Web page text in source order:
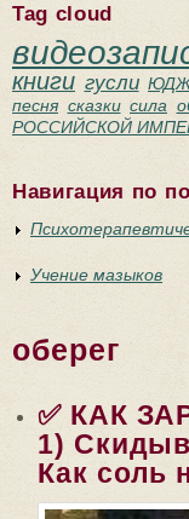
Tag cloud
книги гусли
песня сказки сила
РОССИЙСКОЙ
Навигация по
Учение мазыков
оберег
✅ КАК
1)
Как соль